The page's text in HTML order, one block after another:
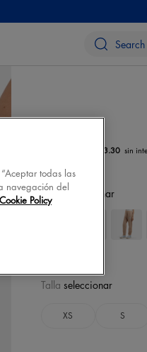
N/D
€ 13.30
colorseleccionar
Talla seleccionar
XS S
todas las
navegación del
Cookie Policy